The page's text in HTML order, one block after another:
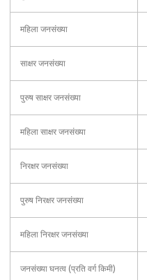
महिला जनसंख्या
साक्षर जनसंख्या
पुरुष साक्षर जनसंख्या
महिला साक्षर जनसंख्या
निरक्षर जनसंख्या
पुरुष निरक्षर जनसंख्या
महिला निरक्षर जनसंख्या
जनसंख्या घनत्व (प्रति वर्ग किमी)